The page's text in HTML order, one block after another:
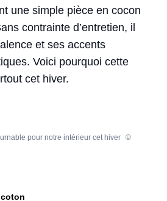
une simple pièce en cocon
contrainte d’entretien, il
et ses accents
Voici pourquoi cette
cet hiver.
pour notre intérieur cet hiver ©